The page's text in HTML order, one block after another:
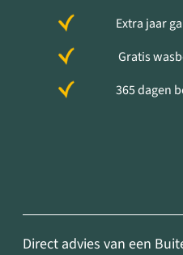
Extra jaar
Gratis
365 dagen
Direct advies van een